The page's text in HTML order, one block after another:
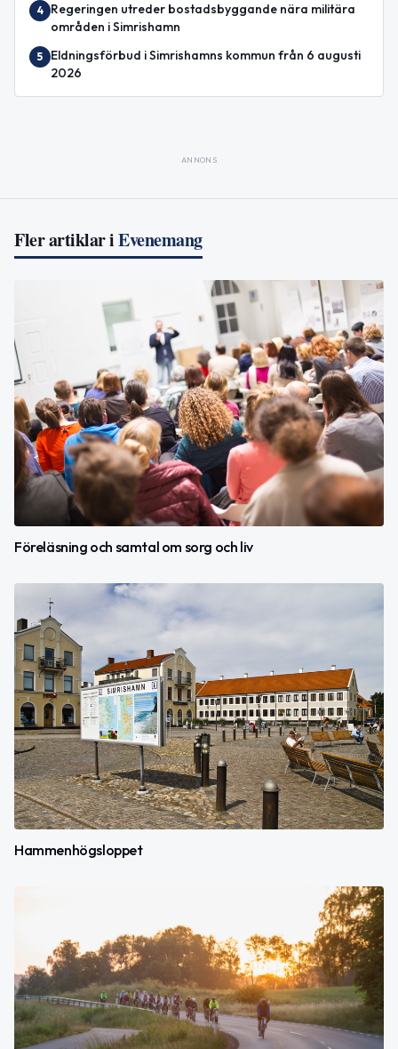
4
Regeringen utreder bostadsbyggande nära militära
områden i Simrishamn
5
Eldningsförbud i Simrishamns kommun från 6 augusti
2026
ANNONS
Fler artiklar iEvenemang
Föreläsning och samtal om sorg och liv
Hammenhögsloppet